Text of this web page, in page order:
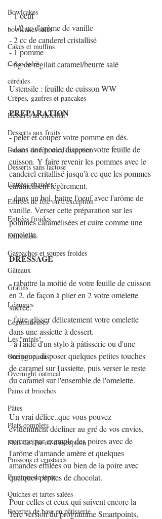
Bowlcakes
bowlcakes salés
Cakes et muffins
Cakes salés
céréales
Crêpes, gaufres et pancakes
Desserts au chocolat
Desserts aux fruits
Dessert de fête ou d'exception
Desserts sans lactose
Entrées chaudes
Entrées de fête ou d'exception
Entrées froides
Entremets
Gaspachos et soupes froides
Gâteaux
Gratins
Légumes
Légumineuses
Les "minis"
One pot pasta
Overnight oatmeal
Pains et brioches
Pâtes
Plats complets
Plats de fête ou d'exception
Poissons et crustacés
Pommes de terre
Quiches et tartes salées
Recettes de base en pâtisserie
- 1 oeuf
- 1/2 cc d'arôme de vanille
- 2 cc de canderel cristallisé
- 1 pomme
- 5g de régilait caramel/beurre salé
Ustensile : feuille de cuisson WW
PREPARATION
- peler et couper votre pomme en dés.
- dans une poele, disposer votre feuille de
cuisson. Y faire revenir les pommes avec le
canderel critallisé jusqu'à ce que les pommes
caramélisent légèrement.
- dans un bol, battre l'oeuf avec l'arôme de
vanille. Verser cette préparation sur les
pommes caramélisées et cuire comme une
omelette.
DRESSAGE
- rabattre la moitié de votre feuille de cuisson
en 2, de façon à plier en 2 votre omelette
sucrée.
- faire glisser délicatement votre omelette
dans une assiette à dessert.
- à l'aide d'un stylo à pâtisserie ou d'une
seringue, disposer quelques petites touches
de caramel sur l'assiette, puis verser le reste
du caramel sur l'ensemble de l'omelette.
Un vrai délice..que vous pouvez
évidemment décliner au gré de vos envies,
comme par exemple des poires avec de
l'arôme d'amande amère et quelques
amandes effilées ou bien de la poire avec
quelques pépites de chocolat.
Pour celles et ceux qui suivent encore la
1ère version du programme Smartpoints,